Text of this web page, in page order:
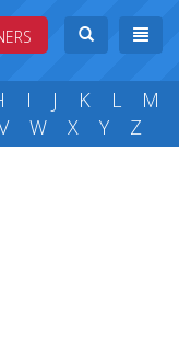
I J K L
M
W X Y Z